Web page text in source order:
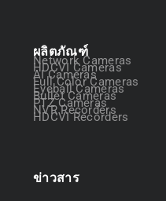
ผลิตภัณฑ์
Network Cameras
HDCVI Cameras
AI Cameras
Full Color Cameras
Eyeball Cameras
Bullet Cameras
PTZ Cameras
NVR Recorders
HDCVI Recorders
ข่าวสาร